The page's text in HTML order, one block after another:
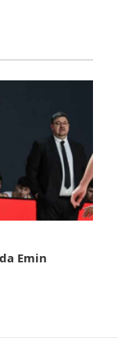
Emin